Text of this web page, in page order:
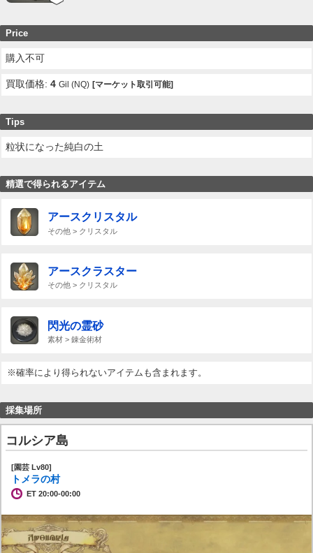
Price
購入不可
買取価格:4 Gil (NQ) [マーケット取引可能]
Tips
粒状になった純白の土
精選で得られるアイテム
アースクリスタル
その他 > クリスタル
アースクラスター
その他 > クリスタル
閃光の霊砂
素材 > 錬金術材
※確率により得られないアイテムも含まれます。
採集場所
コルシア島
[園芸 Lv80]
トメラの村
ET 20:00-00:00